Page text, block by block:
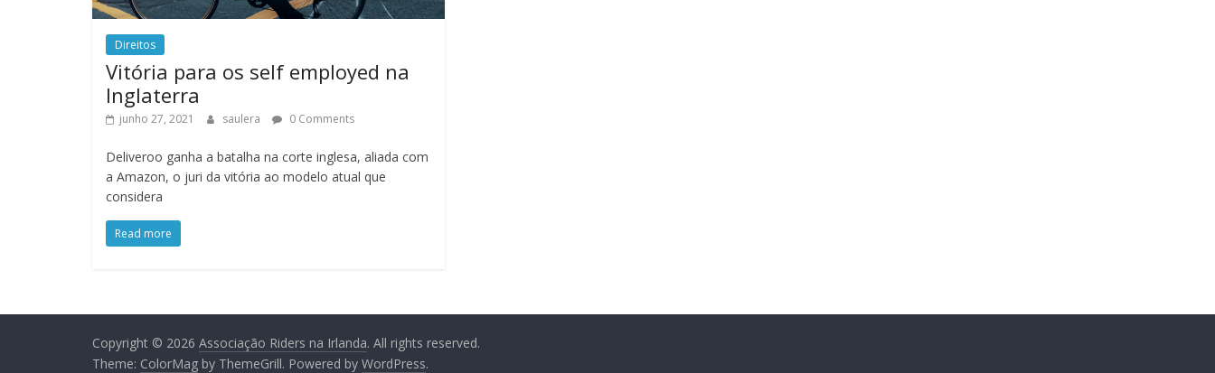
Direitos
Vitória para os self employed na
Inglaterra
junho 27, 2021 saulera 0 Comments
Deliveroo ganha a batalha na corte inglesa, aliada com
a Amazon, o juri da vitória ao modelo atual que
considera
Read more
Copyright © 2026 Associação Riders na Irlanda. All rights reserved.
Theme: ColorMag by ThemeGrill. Powered by WordPress.